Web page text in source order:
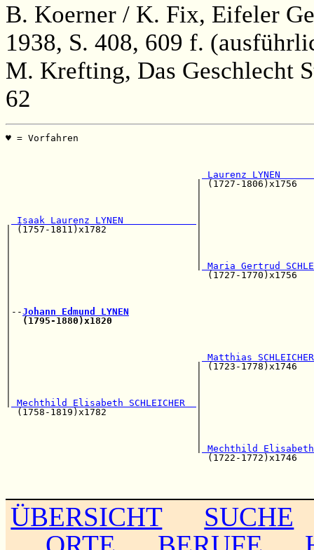
B. Koerner / K. Fix, Eifeler
1938, S. 408, 609 f.
M. Krefting, Das Geschlecht
62
♥ =
Laurenz
|
Isaak Laurenz LYNEN
| (1757-
Maria Gertrud
|                                   (1727-
|--Johann Edmund LYNEN
(1795-1880)x1820
Matthias
|                                 | (1723-
Mechthild Elisabeth SCHLEICHER
(1758-1819)x1782
Mechthild
ÜBERSICHT
SUCHE